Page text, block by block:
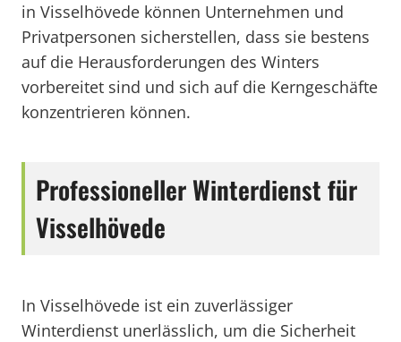
in Visselhövede können Unternehmen und
Privatpersonen sicherstellen, dass sie bestens
auf die Herausforderungen des Winters
vorbereitet sind und sich auf die Kerngeschäfte
konzentrieren können.
Professioneller Winterdienst für
Visselhövede
In Visselhövede ist ein zuverlässiger
Winterdienst unerlässlich, um die Sicherheit